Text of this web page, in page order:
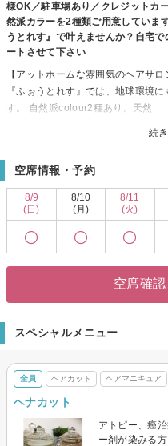
様OK／駐車場あり／クレジットカ
然派カラーを2種類ご用意していま
うとれす』で叶えませんか？自宅
ートさせて下さい
続
【アットホームな雰囲気のヘアサロ
『ふぉうとれす』では、地球環境
す。 自然派colour2種あり。天然
のアドバイスもお伝えいたします
しょう！！
☆おすすめメニュー☆
れた和漢彩染染毛システムです。
空席情報・予約
8/9
(日)
8/10
(月)
8/11
(火)
空席確
スペシャルメニュー
全員 ヘアカット ヘアマニキュア
ヘナカット
アトピー、癌
ー剤が染みる